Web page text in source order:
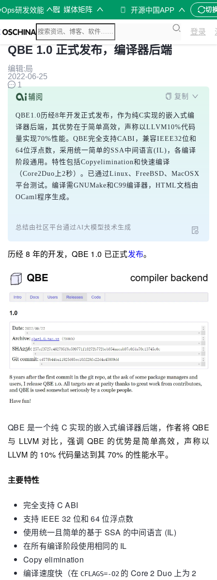
研发效能 媒体矩阵 开源中国APP 切
登录
QBE 1.0 正式发布，编译器后端
编辑:局
2022-06-25
1
复制
QBE1.0历经8年开发正式发布，作为纯C实现的嵌入式编
译器后端，其优势在于简单高效，声称以LLVM10%代码
量实现70%性能。QBE完全支持CABI，兼容IEEE32位和
64位浮点数，采用统一简单的SSA中间语言(IL)，各编译
阶段通用。特性包括Copyelimination和快速编译
（Core2Duo上2秒）。已通过Linux、FreeBSD、MacOSX
平台测试。编译需GNUMake和C99编译器，HTML文档由
OCaml程序生成。
总结由社区平台通过AI大模型技术生成
历经 8 年的开发，QBE 1.0 已正式发布。
QBE 是一个纯 C 实现的嵌入式编译器后端， 作者将 QBE
与 LLVM 对比，强调 QBE 的优势是简单高效，声称以
LLVM 的 10% 代码量达到其 70% 的性能水平。
主要特性
完全支持 C ABI
支持 IEEE 32 位和 64 位浮点数
使用统一且简单的基于 SSA 的中间语言 (IL)
在所有编译阶段使用相同的 IL
Copy elimination
编译速度快（在 CFLAGS=-O2 的 Core 2 Duo 上为 2